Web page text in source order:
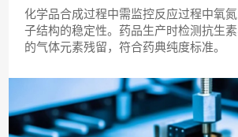
化学品合成过程中需监控反应过程中氧
子结构的稳定性。药品生产时检测抗生
的气体元素残留，符合药典纯度标准。